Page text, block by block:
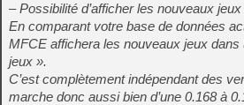
– Possibilité d’afficher les nouveaux
En comparant votre base de données
MFCE affichera les nouveaux jeux
jeux ».
C’est complètement indépendant des
marche donc aussi bien d’une 0.168 à